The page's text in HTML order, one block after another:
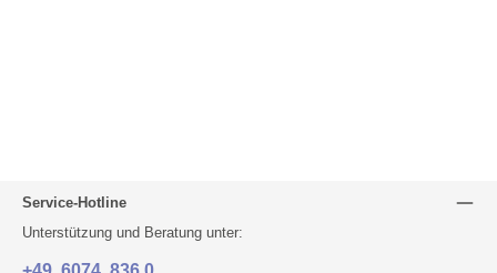
Service-Hotline
Unterstützung und Beratung unter: